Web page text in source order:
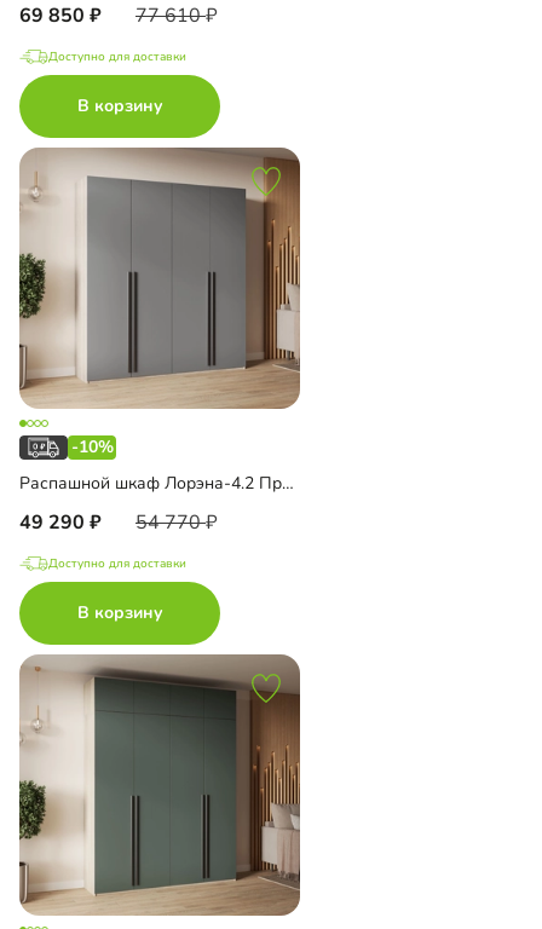
69 850 77 610
Доступно для доставки
В корзину
-10%
Распашной шкаф Лорэна-4.2 Премиум
49 290 54 770
Доступно для доставки
В корзину